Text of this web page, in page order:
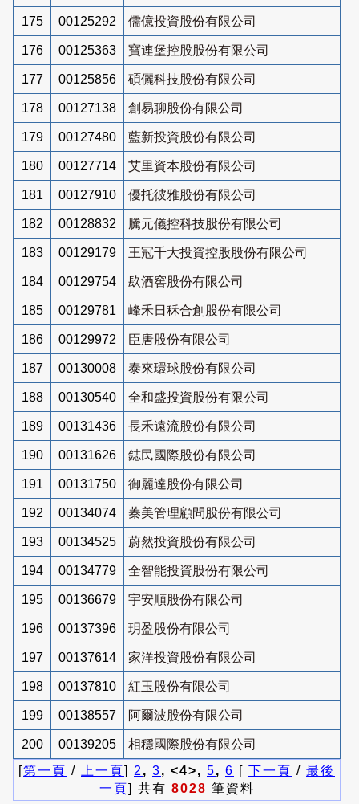
175 00125292 儒億投資股份有限公司
176 00125363 寶連堡控股股份有限公司
177 00125856 碩儷科技股份有限公司
178 00127138 創易聊股份有限公司
179 00127480 藍新投資股份有限公司
180 00127714 艾里資本股份有限公司
181 00127910 優托彼雅股份有限公司
182 00128832 騰元儀控科技股份有限公司
183 00129179 王冠千大投資控股股份有限公司
184 00129754 镹酒窖股份有限公司
185 00129781 峰禾日秝合創股份有限公司
186 00129972 臣唐股份有限公司
187 00130008 泰來環球股份有限公司
188 00130540 全和盛投資股份有限公司
189 00131436 長禾遠流股份有限公司
190 00131626 鋕民國際股份有限公司
191 00131750 御麗達股份有限公司
192 00134074 蓁美管理顧問股份有限公司
193 00134525 蔚然投資股份有限公司
194 00134779 全智能投資股份有限公司
195 00136679 宇安順股份有限公司
196 00137396 玥盈股份有限公司
197 00137614 家洋投資股份有限公司
198 00137810 紅玉股份有限公司
199 00138557 阿爾波股份有限公司
200 00139205
相穩國際股份有限公司
[第一頁 / 上一頁] 2 , 3, <4>, 5, 6 [ 下一頁 / 最後
一頁] 共有 8028 筆資料